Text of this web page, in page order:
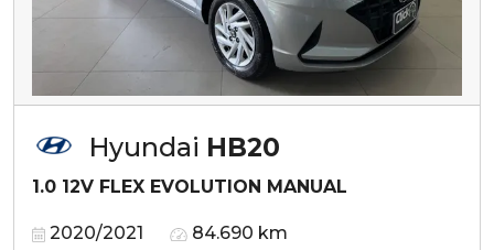
Hyundai HB20
1.0 12V FLEX EVOLUTION MANUAL
2020/2021 84.690 km